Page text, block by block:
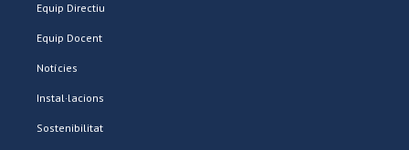
Equip Directiu
Equip Docent
Notícies
Instal·lacions
Sostenibilitat